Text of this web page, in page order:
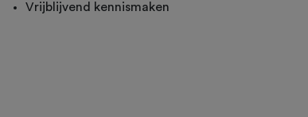
Vrijblijvend kennismaken